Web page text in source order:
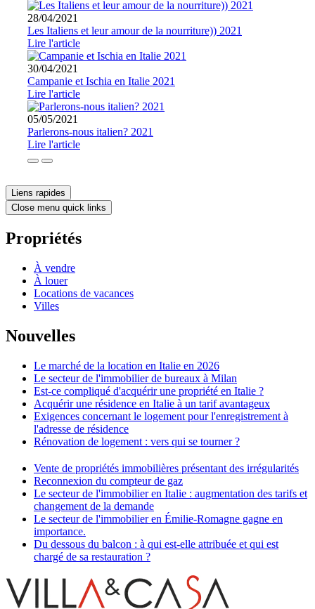
28/04/2021
Les Italiens et leur amour de la nourriture)) 2021
Lire l'article
30/04/2021
Campanie et Ischia en Italie 2021
Lire l'article
05/05/2021
Parlerons-nous italien? 2021
Lire l'article
Liens rapides
Close menu quick links
Propriétés
À vendre
À louer
Locations de vacances
Villes
Nouvelles
Le marché de la location en Italie en 2026
Le secteur de l'immobilier de bureaux à Milan
Est-ce compliqué d'acquérir une propriété en Italie ?
Acquérir une résidence en Italie à un tarif avantageux
Exigences concernant le logement pour l'enregistrement à
l'adresse de résidence
Rénovation de logement : vers qui se tourner ?
Vente de propriétés immobilières présentant des irrégularités
Reconnexion du compteur de gaz
Le secteur de l'immobilier en Italie : augmentation des tarifs et
changement de la demande
Le secteur de l'immobilier en Émilie-Romagne gagne en
importance.
Du dessous du balcon : à qui est-elle attribuée et qui est
chargé de sa restauration ?